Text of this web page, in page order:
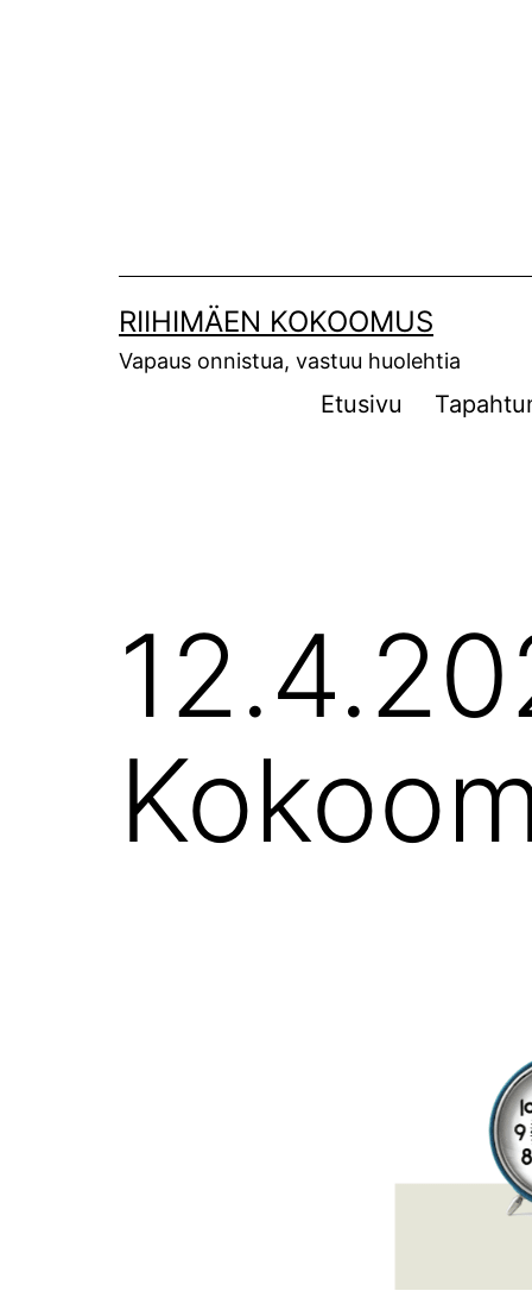
RIIHIMÄEN KOKOOMUS
Vapaus onnistua, vastuu huolehtia
Etusivu